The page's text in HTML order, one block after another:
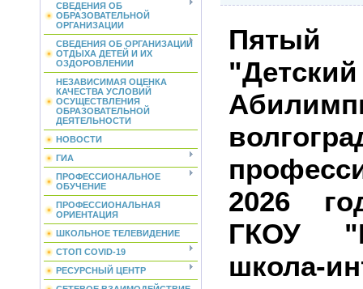
СВЕДЕНИЯ ОБ
ОБРАЗОВАТЕЛЬНОЙ
ОРГАНИЗАЦИИ
СВЕДЕНИЯ ОБ ОРГАНИЗАЦИИ
ОТДЫХА ДЕТЕЙ И ИХ
ОЗДОРОВЛЕНИИ
НЕЗАВИСИМАЯ ОЦЕНКА
КАЧЕСТВА УСЛОВИЙ
ОСУЩЕСТВЛЕНИЯ
ОБРАЗОВАТЕЛЬНОЙ
ДЕЯТЕЛЬНОСТИ
НОВОСТИ
ГИА
ПРОФЕССИОНАЛЬНОЕ
ОБУЧЕНИЕ
ПРОФЕССИОНАЛЬНАЯ
ОРИЕНТАЦИЯ
ШКОЛЬНОЕ ТЕЛЕВИДЕНИЕ
СТОП COVID-19
РЕСУРСНЫЙ ЦЕНТР
Пятый
"Детский
2026
ГКОУ
школа-